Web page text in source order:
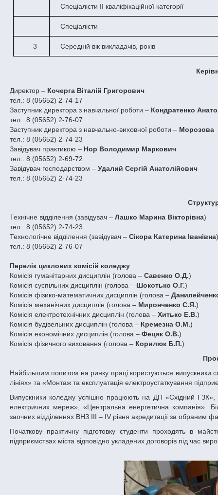
Спеціалісти ІІ кваліфікаційної категорії
Спеціалісти
3 Середній вік викладачів, років
Директор –Кочерга Віталій Григорович
тел.: 8 (05652) 2-74-17
Заступник директора з навчальної роботи – Кондратенко
тел.: 8 (05652) 2-76-07
Заступник директора з навчально-виховної роботи – Морозова
тел.: 8 (05652) 2-74-23
Завідувач практикою – Нор Володимир Маркович
тел.: 8 (05652) 2-69-72
Завідувач господарством – Удалий Сергій Анатолійович
тел.: 8 (05652) 2-74-23
Технічне відділення (завідувач – Лашко Марина Вікторівна)
тел.: 8 (05652) 2-74-23
Технологічне відділення (завідувач – Сікора Катерина Іванівна)
тел.: 8 (05652) 2-76-07
Перелік циклових комісій коледжу
Комісія гуманітарних дисциплін (голова – Савенко О.Д.)
Комісія суспільних дисциплін (голова – Шокотько О.Г.)
Комісія фізико-математичних дисциплін (голова –
Комісія механічних дисциплін (голова – Миронченко С.Я.)
Комісія електротехнічних дисциплін (голова – Хитько Е.В.)
Комісія будівельних дисциплін (голова – Кремезна О.М.)
Комісія економічних дисциплін (голова – Фецяк О.В.)
Комісія фізичного виховання (голова – Корилюк Б.П.)
Найбільшим попитом на ринку праці користуються випускники
лініях» та «Монтаж та експлуатація електроустаткування
Випускники коледжу успішно працюють на ДП «Східний
електричних мереж», «Центральна енергетична компанія».
заочних відділеннях ВНЗ ІІІ – ІV рівня акредитації за обраним
Початкову практичну підготовку студенти проходять в
підприємствах міста відповідно укладених договорів під час